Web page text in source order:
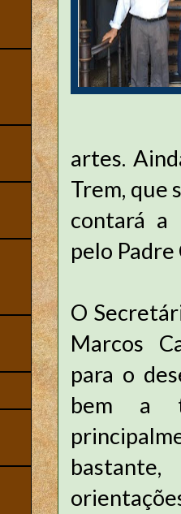
artes.
Trem, que
contará a
pelo
O
Marcos
para o
bem a